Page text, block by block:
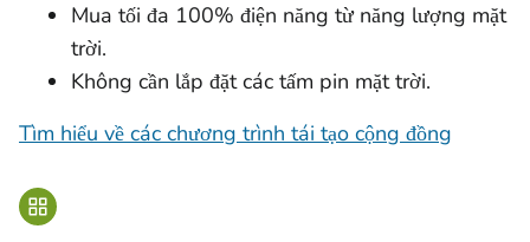
Mua tối đa 100% điện năng từ năng lượng mặt
trời.
Không cần lắp đặt các tấm pin mặt trời.
Tìm hiểu về các chương trình tái tạo cộng đồng